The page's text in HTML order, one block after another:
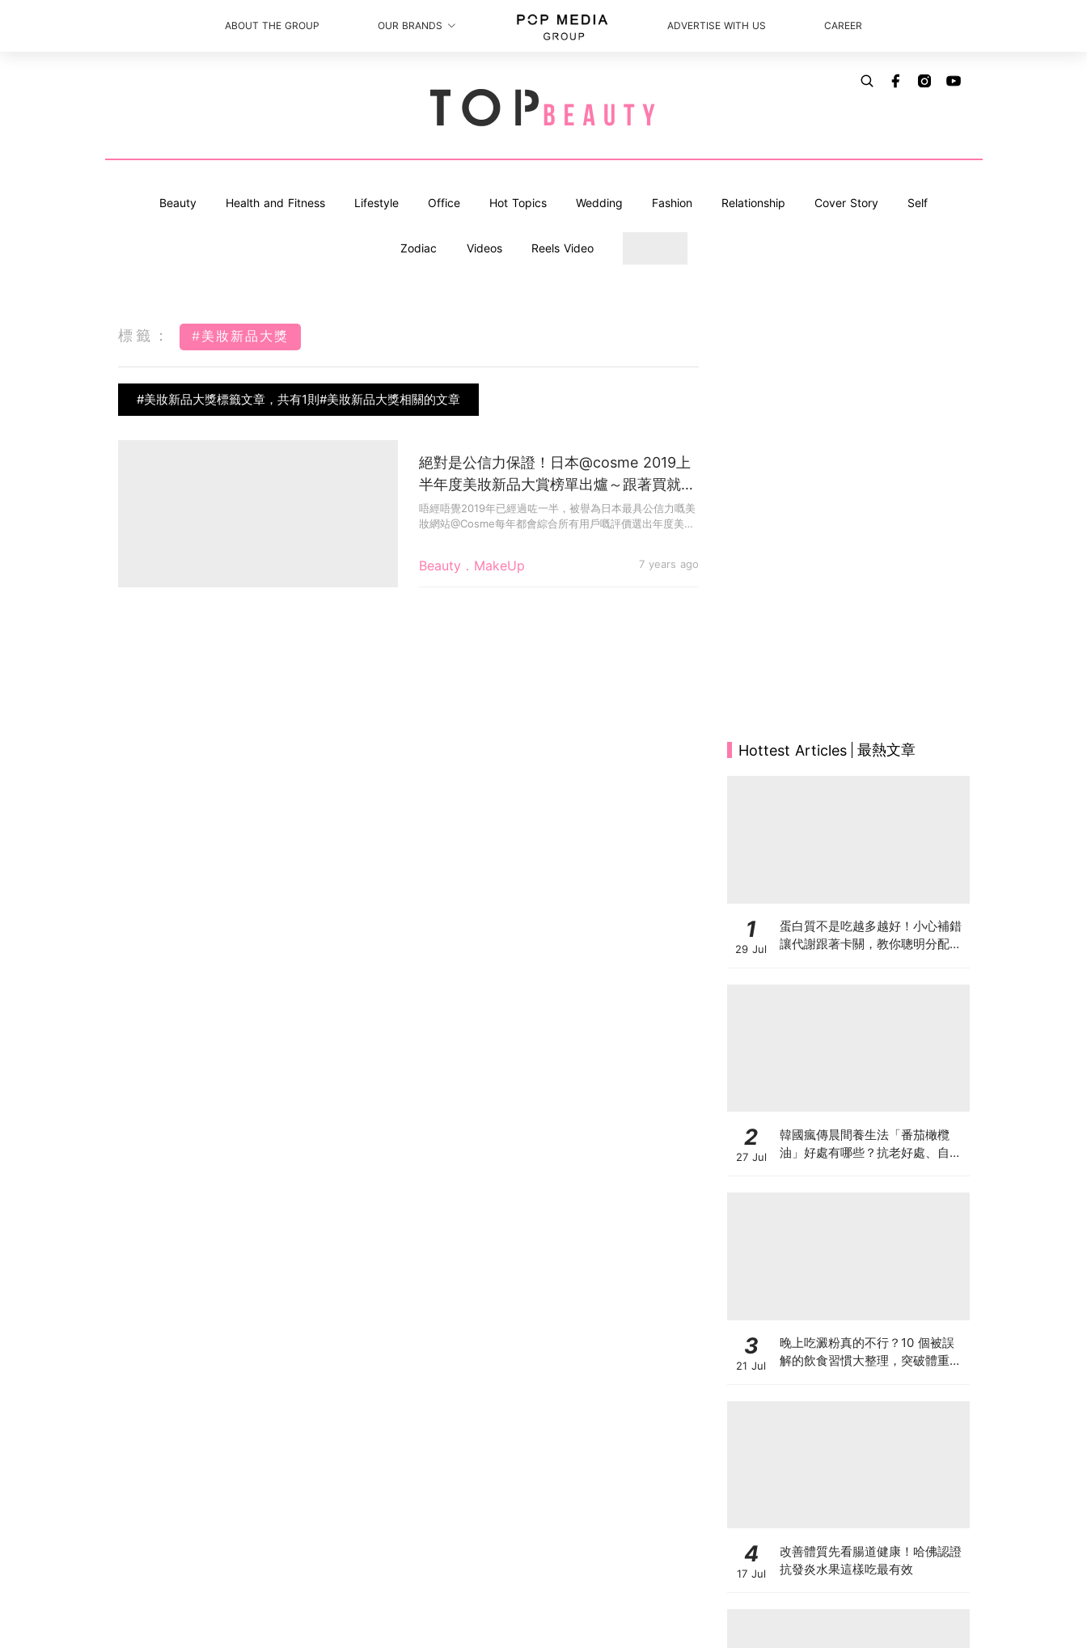
ABOUT THE GROUP OUR BRANDS ADVERTISE WITH US CAREER
Beauty Health and Fitness Lifestyle Office Hot Topics Wedding Fashion Relationship Cover Story Self
Zodiac Videos Reels Video
標籤： #美妝新品大獎
#美妝新品大獎標籤文章，共有1則#美妝新品大獎相關的文章
Beauty．MakeUp 7 years ago
絕對是公信力保證！日本@cosme 2019上
半年度美妝新品大賞榜單出爐～跟著買就沒
有錯
唔經唔覺2019年已經過咗一半，被譽為日本最具公信力嘅美
妝網站@Cosme每年都會綜合所有用戶嘅評價選出年度美妝
Hottest Articles 最熱文章
1
29 Jul
蛋白質不是吃越多越好！小心補錯
讓代謝跟著卡關，教你聰明分配三
2
27 Jul
韓國瘋傳晨間養生法「番茄橄欖
油」好處有哪些？抗老好處、自製
3
21 Jul
晚上吃澱粉真的不行？10 個被誤
解的飲食習慣大整理，突破體重停
4
17 Jul
改善體質先看腸道健康！哈佛認證
抗發炎水果這樣吃最有效